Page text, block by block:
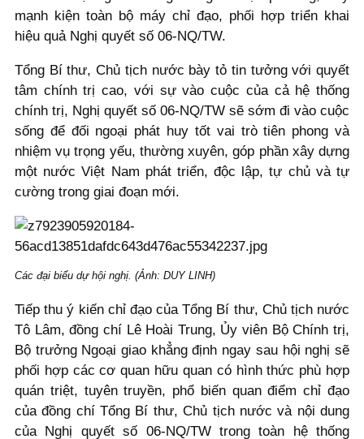
mạnh kiện toàn bộ máy chỉ đạo, phối hợp triển khai
hiệu quả Nghị quyết số 06-NQ/TW.
Tổng Bí thư, Chủ tịch nước bày tỏ tin tưởng với quyết
tâm chính trị cao, với sự vào cuộc của cả hệ thống
chính trị, Nghị quyết số 06-NQ/TW sẽ sớm đi vào cuộc
sống để đối ngoại phát huy tốt vai trò tiên phong và
nhiệm vụ trọng yếu, thường xuyên, góp phần xây dựng
một nước Việt Nam phát triển, độc lập, tự chủ và tự
cường trong giai đoạn mới.
Các đại biểu dự hội nghị. (Ảnh: DUY LINH)
Tiếp thu ý kiến chỉ đạo của Tổng Bí thư, Chủ tịch nước
Tô Lâm, đồng chí Lê Hoài Trung, Ủy viên Bộ Chính trị,
Bộ trưởng Ngoại giao khẳng định ngay sau hội nghị sẽ
phối hợp các cơ quan hữu quan có hình thức phù hợp
quán triệt, tuyên truyền, phổ biến quan điểm chỉ đạo
của đồng chí Tổng Bí thư, Chủ tịch nước và nội dung
của Nghị quyết số 06-NQ/TW trong toàn hệ thống